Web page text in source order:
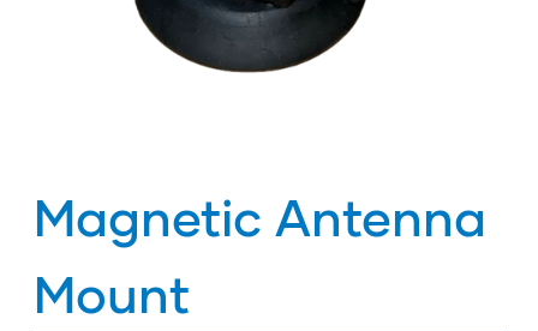
Magnetic Antenna
Mount